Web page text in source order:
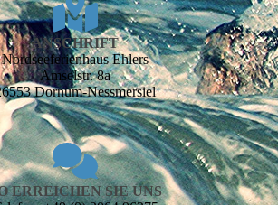
ANSCHRIFT
Nordsee­ferien­haus Ehlers
Amselstr. 8a
Dornum-Nessmersiel
ERREICHEN SIE UNS